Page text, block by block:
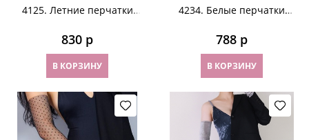
4125. Летние перчатки
830 р
В КОРЗИНУ
4234. Белые перчатки
788 р
В КОРЗИНУ